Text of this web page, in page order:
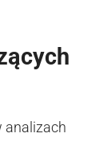
analizach